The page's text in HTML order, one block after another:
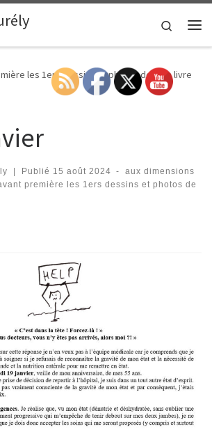
Search
les 1ers dessins et photos de mon livre
| Publié 15 août 2024 -
aux dimensions
première les 1ers dessins et photos de
images